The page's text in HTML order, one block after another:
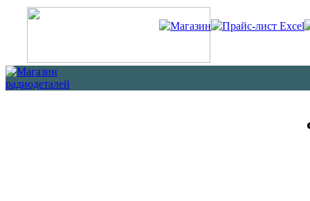
Магазин Прайс-лист Excel